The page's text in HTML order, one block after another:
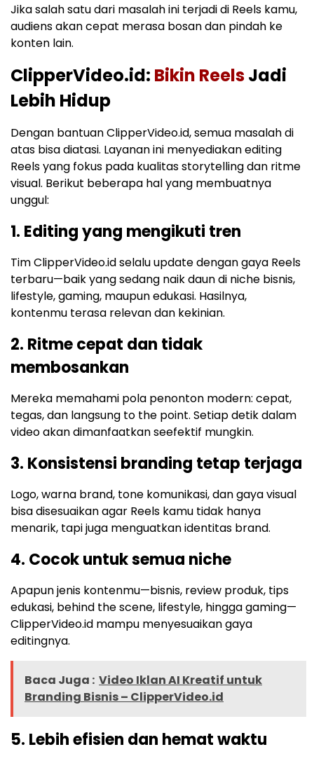
Jika salah satu dari masalah ini terjadi di Reels kamu,
audiens akan cepat merasa bosan dan pindah ke
konten lain.
ClipperVideo.id: Bikin ReelsJadi
Lebih Hidup
Dengan bantuan ClipperVideo.id, semua masalah di
atas bisa diatasi. Layanan ini menyediakan editing
Reels yang fokus pada kualitas storytelling dan ritme
visual. Berikut beberapa hal yang membuatnya
unggul:
1. Editing yang mengikuti tren
Tim ClipperVideo.id selalu update dengan gaya Reels
terbaru—baik yang sedang naik daun di niche bisnis,
lifestyle, gaming, maupun edukasi. Hasilnya,
kontenmu terasa relevan dan kekinian.
2. Ritme cepat dan tidak
membosankan
Mereka memahami pola penonton modern: cepat,
tegas, dan langsung to the point. Setiap detik dalam
video akan dimanfaatkan seefektif mungkin.
3. Konsistensi branding tetap terjaga
Logo, warna brand, tone komunikasi, dan gaya visual
bisa disesuaikan agar Reels kamu tidak hanya
menarik, tapi juga menguatkan identitas brand.
4. Cocok untuk semua niche
Apapun jenis kontenmu—bisnis, review produk, tips
edukasi, behind the scene, lifestyle, hingga gaming—
ClipperVideo.id mampu menyesuaikan gaya
editingnya.
Baca Juga : Video Iklan AI Kreatif untuk
Branding Bisnis – ClipperVideo.id
5. Lebih efisien dan hemat waktu